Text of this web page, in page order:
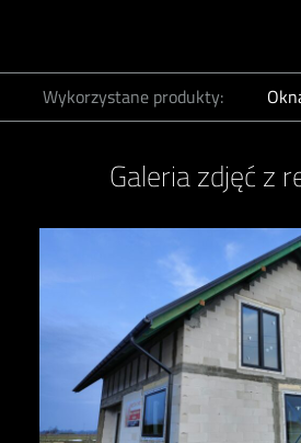
Wykorzystane produkty:
Galeria zdjęć z